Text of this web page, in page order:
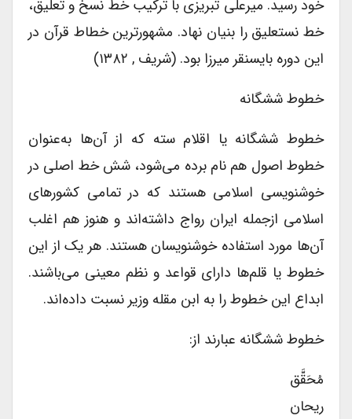
خود رسید. میرعلی تبریزی با ترکیب خط نسخ و تعلیق،
خط نستعلیق را بنیان نهاد. مشهورترین خطاط قرآن در
این دوره بایسنقر میرزا بود. (شریف , ۱۳۸۲)
خطوط ششگانه
خطوط ششگانه یا اقلام سته که از آن‌ها به‌عنوان
خطوط اصول هم نام برده می‌شود، شش خط اصلی در
خوشنویسی اسلامی هستند که در تمامی کشورهای
اسلامی ازجمله ایران رواج داشته‌اند و هنوز هم اغلب
آن‌ها مورد استفاده خوشنویسان هستند. هر یک از این
خطوط یا قلم‌ها دارای قواعد و نظم معینی می‌باشند.
ابداع این خطوط را به ابن مقله وزیر نسبت داده‌اند.
خطوط ششگانه عبارند از:
مُحَقَّق
ریحان